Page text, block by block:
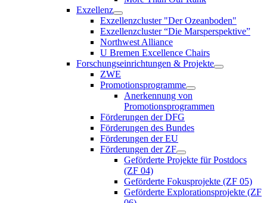
Exzellenz
Exzellenzcluster "Der Ozeanboden"
Exzellenzcluster “Die Marsperspektive”
Northwest Alliance
U Bremen Excellence Chairs
Forschungseinrichtungen & Projekte
ZWE
Promotionsprogramme
Anerkennung von
Promotionsprogrammen
Förderungen der DFG
Förderungen des Bundes
Förderungen der EU
Förderungen der ZF
Geförderte Projekte für Postdocs
(ZF 04)
Geförderte Fokusprojekte (ZF 05)
Geförderte Explorationsprojekte (ZF